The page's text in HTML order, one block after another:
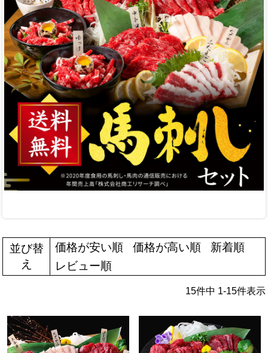
並び替
え
価格が安い順 価格が高い順
新着順
レビュー順
15件中 1-15件表示